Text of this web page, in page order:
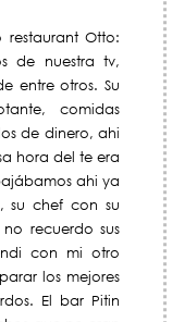
Otto:
de nuestra tv,
entre otros. Su
comidas
de dinero, ahi
hora del te era
ahi ya
su chef con su
recuerdo sus
con mi otro
los mejores
El bar Pitin